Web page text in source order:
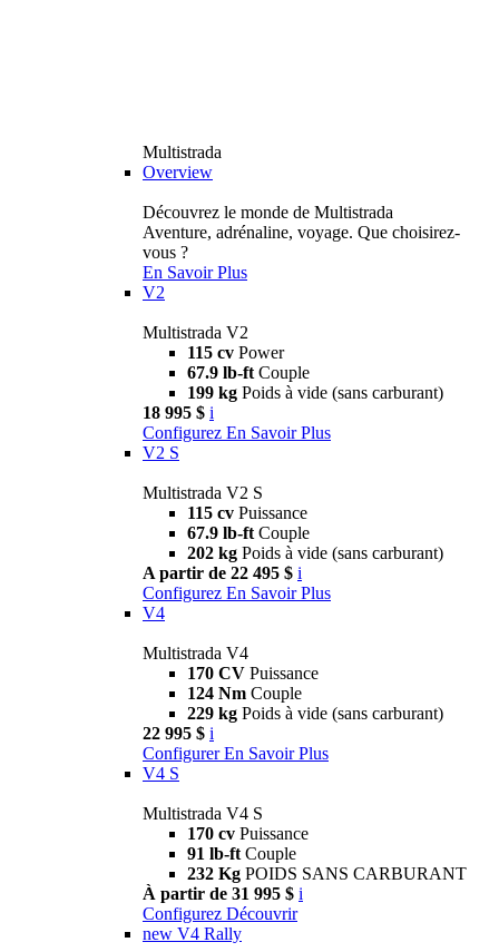
Multistrada
Overview
Découvrez le monde de Multistrada
Aventure, adrénaline, voyage. Que choisirez-
vous ?
En Savoir Plus
V2
Multistrada V2
115 cv Power
67.9 lb-ft Couple
199 kg Poids à vide (sans carburant)
18 995 $ i
Configurez En Savoir Plus
V2 S
Multistrada V2 S
115 cv Puissance
67.9 lb-ft Couple
202 kg Poids à vide (sans carburant)
A partir de 22 495 $ i
Configurez En Savoir Plus
V4
Multistrada V4
170 CV Puissance
124 Nm Couple
229 kg Poids à vide (sans carburant)
22 995 $ i
Configurer En Savoir Plus
V4 S
Multistrada V4 S
170 cv Puissance
91 lb-ft Couple
232 Kg POIDS SANS CARBURANT
À partir de 31 995 $ i
Configurez Découvrir
new V4 Rally